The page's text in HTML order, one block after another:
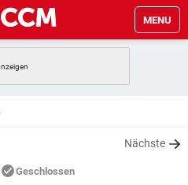
MENU
TIKTOK
STREAMING
Nächste
Geschlossen